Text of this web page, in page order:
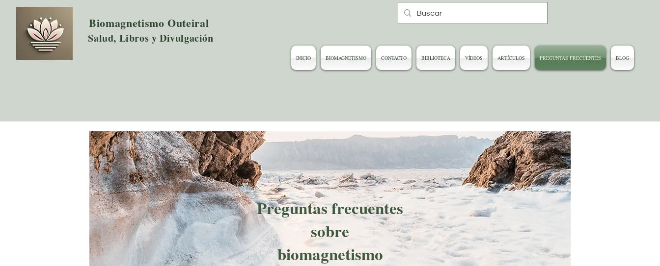
Biomagnetismo Outeiral
Salud, Libros y Divulgación
INICIO BIOMAGNETISMO CONTACTO BIBLIOTECA VÍDEOS ARTÍCULOS PREGUNTAS FRECUENTES BLOG
Preguntas frecuentes
sobre
biomagnetismo